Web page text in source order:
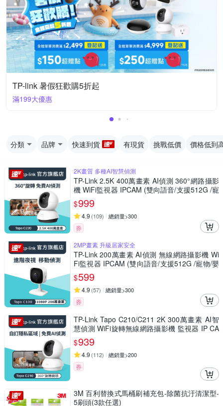
TP-link 暑假狂歡購5折起
滿199大優惠
分類 品牌 快速到貨 有現貨 挑戰低價 價格低到
2K畫質 多種AI智慧偵測
TP-Link 2.5K 400萬畫素 AI偵測 360°網路攝影
機 WiFi監視器 IPCAM (雙向語音/支援512G /寵
物/嬰兒/長輩/Tapo C220)
$999
4.9 (109) 總銷量>300
券
2MP畫素 升級居家安全
TP-Link 200萬畫素 AI偵測 無線網路攝影機 Wi
Fi監視器 IPCAM (雙向語音/支援512G /寵物/嬰
兒/長輩/Tapo C100)
$599
4.9 (57) 總銷量>300
券
TP-Link Tapo C210/C211 2K 300萬畫素 AI智
慧偵測 WiFi旋轉無線網路攝影機 監視器 IP CA
M(360°旋轉/哭聲偵測/支援512G)
$939
4.9 (112) 總銷量>200
券
3M 百利替換式馬桶刷補充包-除菌抗汙清潔型-
5刷頭(3款任選)